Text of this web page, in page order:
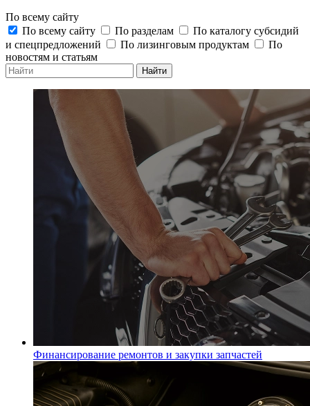
По всему сайту
По всему сайту
По разделам
По каталогу субсидий
и спецпредложений
По лизинговым продуктам
По
новостям и статьям
Найти
Финансирование ремонтов и закупки запчастей